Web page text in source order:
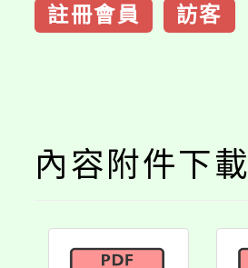
註冊會員 訪客
內容附件下載